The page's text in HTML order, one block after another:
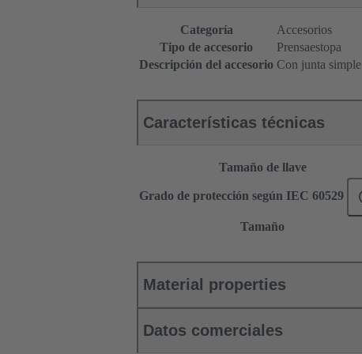
Categoría
Accesorios
Tipo de accesorio
Prensaestopa
Descripción del accesorio Con junta simple
Características técnicas
Tamaño de llave
Grado de protección según IEC 60529
Tamaño
Material properties
Datos comerciales